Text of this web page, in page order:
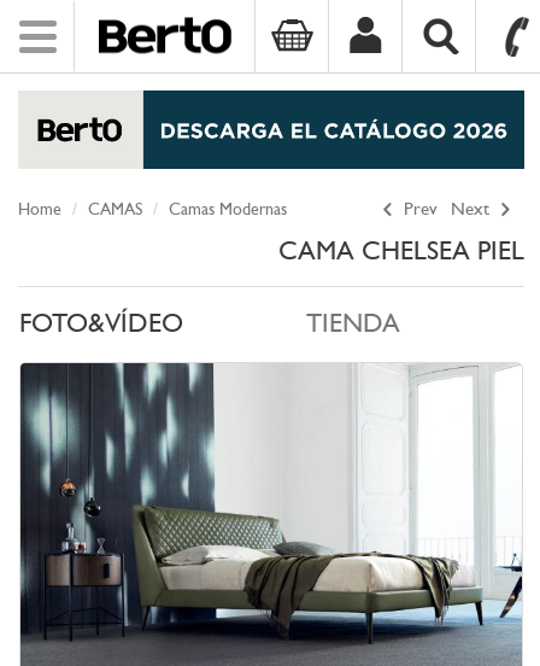
Toggle
navigation
Prev Next
Home CAMAS Camas Modernas
CAMA CHELSEA PIEL
FOTO&VÍDEO TIENDA